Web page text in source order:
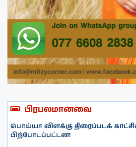
பிரபலமானவை
பொய்யா விளக்கு திரைப்படக்
பிற்போடப்பட்டன!